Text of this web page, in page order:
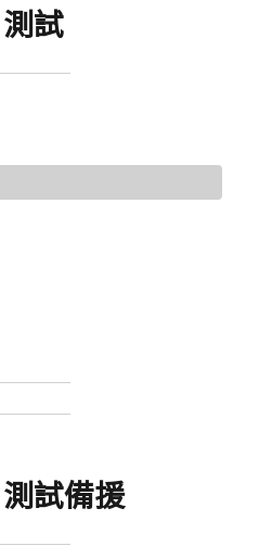
試
試備援